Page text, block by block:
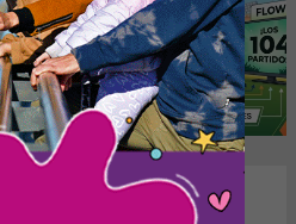
26/05/2026